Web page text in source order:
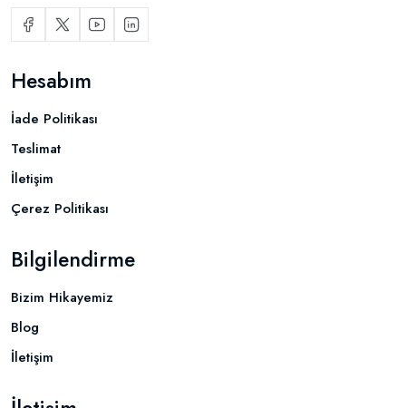
Hesabım
İade Politikası
Teslimat
İletişim
Çerez Politikası
Bilgilendirme
Bizim Hikayemiz
Blog
İletişim